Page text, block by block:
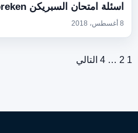
اسئلة امتحان السبريكن Spreken
8 أغسطس، 2018
تعدد
المقالات
1
2
…
4 التالي